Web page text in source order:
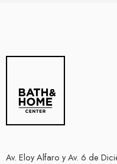
Av. Eloy Alfaro y Av. 6 de